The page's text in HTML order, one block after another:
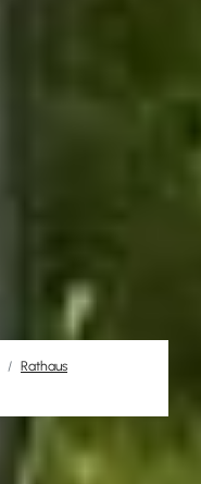
Rathaus